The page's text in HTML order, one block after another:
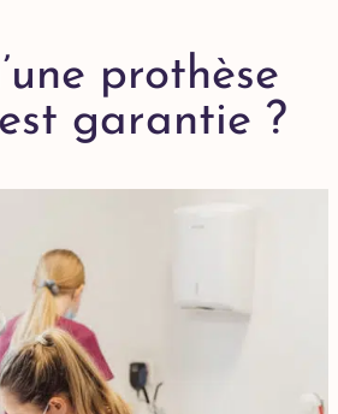
prothèse
garantie ?